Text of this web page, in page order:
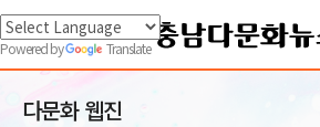
Powered by Translate
다문화 웹진